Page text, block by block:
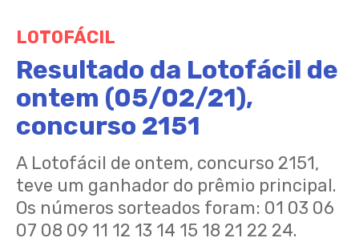
LOTOFÁCIL
Resultado da Lotofácil de
ontem (05/02/21),
concurso 2151
A Lotofácil de ontem, concurso 2151,
teve um ganhador do prêmio principal.
Os números sorteados foram: 01 03 06
07 08 09 11 12 13 14 15 18 21 22 24.